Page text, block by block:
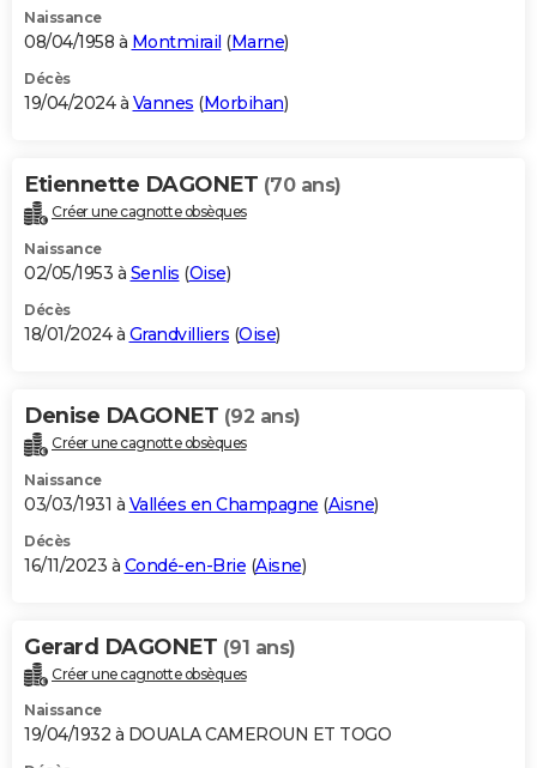
Dictionnaire
Biographies
Citations
Expressions
Proverbes
PROGRAMME TV
S'inscrire
Se connecter
Lycées
Collèges
Primaires
Universités
Entreprises
Service militaire
Avis de recherche
AVIS DE DÉCÈS
Bricolage
Lifestyle
Culture
Sport
Auto
Television
Voyage
Cinema
Naissance
08/04/1958 à Montmirail (Marne)
Décès
19/04/2024 à Vannes (Morbihan)
Etiennette DAGONET (70 ans)
Créer une cagnotte obsèques
Naissance
02/05/1953 à Senlis (Oise)
Décès
18/01/2024 à Grandvilliers (Oise)
Denise DAGONET (92 ans)
Créer une cagnotte obsèques
Naissance
03/03/1931 à Vallées en Champagne (Aisne)
Décès
16/11/2023 à Condé-en-Brie (Aisne)
Gerard DAGONET (91 ans)
Créer une cagnotte obsèques
Naissance
19/04/1932 à DOUALA CAMEROUN ET TOGO